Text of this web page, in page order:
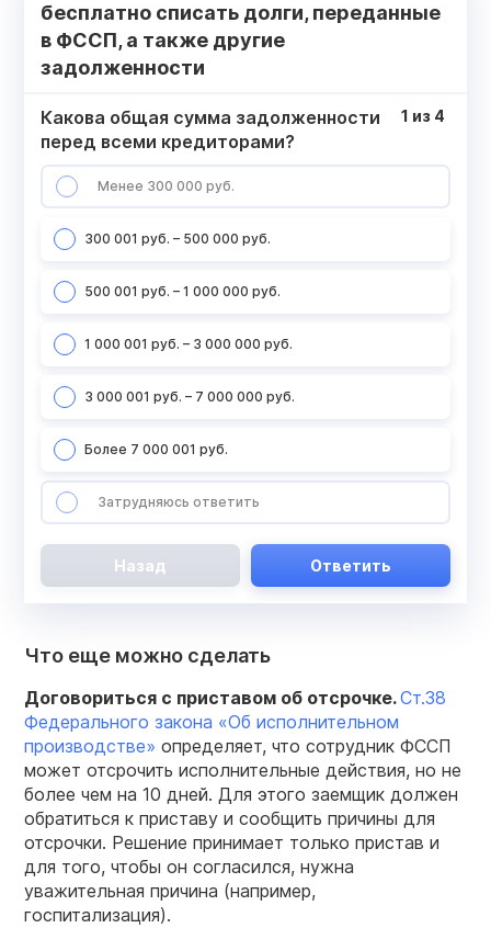
бесплатно списать долги, переданные
в ФССП, а также другие
задолженности
Какова общая сумма задолженности
перед всеми кредиторами?
Менее 300 000 руб.
300 001 руб. – 500 000 руб.
500 001 руб. – 1 000 000 руб.
1 000 001 руб. – 3 000 000 руб.
3 000 001 руб. – 7 000 000 руб.
Более 7 000 001 руб.
Затрудняюсь ответить
1 из 4
Назад Ответить
Что еще можно сделать
Договориться с приставом об отсрочке.Ст.38
Федерального закона «Об исполнительном
производстве» определяет, что сотрудник ФССП
может отсрочить исполнительные действия, но не
более чем на 10 дней. Для этого заемщик должен
обратиться к приставу и сообщить причины для
отсрочки. Решение принимает только пристав и
для того, чтобы он согласился, нужна
уважительная причина (например,
госпитализация).